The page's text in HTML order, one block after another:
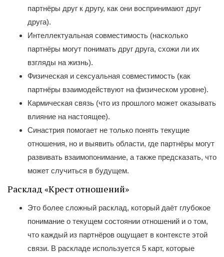
партнёры друг к другу, как они воспринимают друг
друга).
Интеллектуальная совместимость (насколько
партнёры могут понимать друг друга, схожи ли их
взгляды на жизнь).
Физическая и сексуальная совместимость (как
партнёры взаимодействуют на физическом уровне).
Кармическая связь (что из прошлого может оказывать
влияние на настоящее).
Синастрия помогает не только понять текущие
отношения, но и выявить области, где партнёры могут
развивать взаимопонимание, а также предсказать, что
может случиться в будущем.
Расклад «Крест отношений»
Это более сложный расклад, который даёт глубокое
понимание о текущем состоянии отношений и о том,
что каждый из партнёров ощущает в контексте этой
связи. В раскладе используется 5 карт, которые